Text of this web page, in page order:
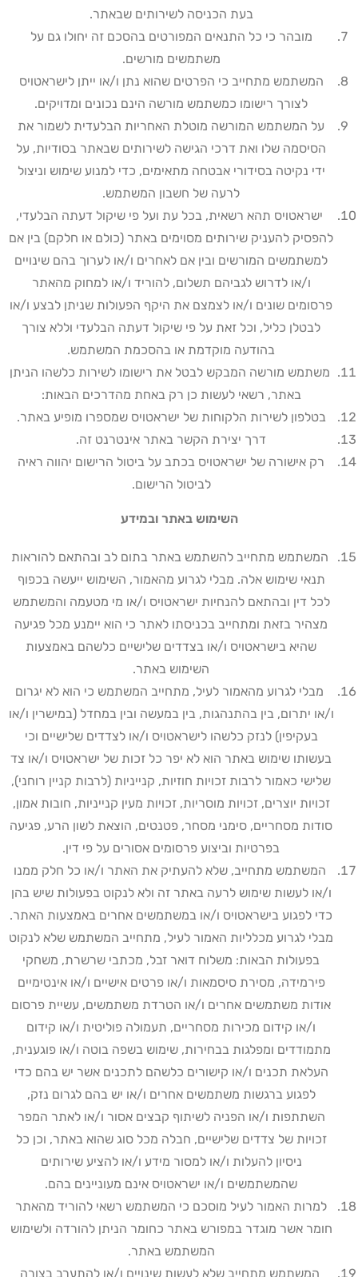
בעת הכניסה לשירותים שבאתר.
מובהר כי כל התנאים המפורטים בהסכם זה יחולו גם על
משתמשים מורשים.
המשתמש מתחייב כי הפרטים שהוא נתן ו/או ייתן לישראטויס
לצורך רישומו כמשתמש מורשה הינם נכונים ומדויקים.
על המשתמש המורשה מוטלת האחריות הבלעדית לשמור את
הסיסמה שלו ואת דרכי הגישה לשירותים שבאתר בסודיות, על
ידי נקיטה בסידורי אבטחה מתאימים, כדי למנוע שימוש וניצול
לרעה של חשבון המשתמש.
ישראטויס תהא רשאית, בכל עת ועל פי שיקול דעתה הבלעדי,
להפסיק להעניק שירותים מסוימים באתר (כולם או חלקם) בין אם
למשתמשים המורשים ובין אם לאחרים ו/או לערוך בהם שינויים
ו/או לדרוש לגביהם תשלום, להוריד ו/או למחוק מהאתר
פרסומים שונים ו/או לצמצם את היקף הפעולות שניתן לבצע ו/או
לבטלן כליל, וכל זאת על פי שיקול דעתה הבלעדי וללא צורך
בהודעה מוקדמת או בהסכמת המשתמש.
משתמש מורשה המבקש לבטל את רישומו לשירות כלשהו הניתן
באתר, רשאי לעשות כן רק באחת מהדרכים הבאות:
בטלפון לשירות הלקוחות של ישראטויס שמספרו מופיע באתר.
דרך יצירת הקשר באתר אינטרנט זה.
רק אישורה של ישראטויס בכתב על ביטול הרישום יהווה ראיה
לביטול הרישום.
השימוש באתר ובמידע
המשתמש מתחייב להשתמש באתר בתום לב ובהתאם להוראות
תנאי שימוש אלה. מבלי לגרוע מהאמור, השימוש ייעשה בכפוף
לכל דין ובהתאם להנחיות ישראטויס ו/או מי מטעמה והמשתמש
מצהיר בזאת ומתחייב בכניסתו לאתר כי הוא יימנע מכל פגיעה
שהיא בישראטויס ו/או בצדדים שלישיים כלשהם באמצעות
השימוש באתר.
מבלי לגרוע מהאמור לעיל, מתחייב המשתמש כי הוא לא יגרום
ו/או יתרום, בין בהתנהגות, בין במעשה ובין במחדל (במישרין ו/או
בעקיפין) לנזק כלשהו לישראטויס ו/או לצדדים שלישיים וכי
בעשותו שימוש באתר הוא לא יפר כל זכות של ישראטויס ו/או צד
שלישי כאמור לרבות זכויות חוזיות, קנייניות (לרבות קניין רוחני),
זכויות יוצרים, זכויות מוסריות, זכויות מעין קנייניות, חובות אמון,
סודות מסחריים, סימני מסחר, פטנטים, הוצאת לשון הרע, פגיעה
בפרטיות וביצוע פרסומים אסורים על פי דין.
המשתמש מתחייב, שלא להעתיק את האתר ו/או כל חלק ממנו
ו/או לעשות שימוש לרעה באתר זה ולא לנקוט בפעולות שיש בהן
כדי לפגוע בישראטויס ו/או במשתמשים אחרים באמצעות האתר.
מבלי לגרוע מכלליות האמור לעיל, מתחייב המשתמש שלא לנקוט
בפעולות הבאות: משלוח דואר זבל, מכתבי שרשרת, משחקי
פירמידה, מסירת סיסמאות ו/או פרטים אישיים ו/או אינטימיים
אודות משתמשים אחרים ו/או הטרדת משתמשים, עשיית פרסום
ו/או קידום מכירות מסחריים, תעמולה פוליטית ו/או קידום
מתמודדים ומפלגות בבחירות, שימוש בשפה בוטה ו/או פוגענית,
העלאת תכנים ו/או קישורים כלשהם לתכנים אשר יש בהם כדי
לפגוע ברגשות משתמשים אחרים ו/או יש בהם לגרום נזק,
השתתפות ו/או הפניה לשיתוף קבצים אסור ו/או לאתר המפר
זכויות של צדדים שלישיים, חבלה מכל סוג שהוא באתר, וכן כל
ניסיון להעלות ו/או למסור מידע ו/או להציע שירותים
שהמשתמשים ו/או ישראטויס אינם מעוניינים בהם.
למרות האמור לעיל מוסכם כי המשתמש רשאי להוריד מהאתר
חומר אשר מוגדר במפורש באתר כחומר הניתן להורדה ולשימוש
המשתמש באתר.
המשתמש מתחייב שלא לעשות שינויים ו/או להתערב בצורה